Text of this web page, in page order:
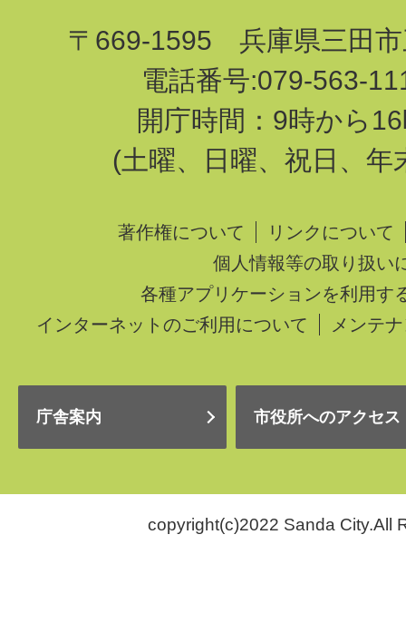
〒669-1595 兵庫県三田市
電話番号:079-563-
開庁時間：9時から
(土曜、日曜、祝日、年
著作権について
リンクについて
個人情報等の取り扱い
各種アプリケーションを利用す
インターネットのご利用について
メンテ
庁舎案内 市役所へのアクセス
copyright(c)2022 Sanda City.All